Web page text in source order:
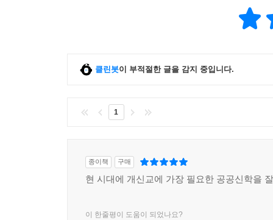
스미스의 책은 그의 동료 그리스도인들에게 꼭
연대를 추구하도록 창조되었지만 연대를 성취하
탁월한 책을 써냈다. 게다가 이 과정에서 올리버
있는 사람들에게 폭넓게 읽혀야 할 책이다.
『왕을 기다리며』에서 스미스는 개혁주의 공
정치신학의 초점을 다시 교회라는 폴리스와 교
- 피터 라잇하르트 (테오폴리스 인스티튜트 총장)
클린봇이 부적절한 글을 감지 중입니다.
1
종이책 구매
현 시대에 개신교에 가장 필요한 공공신학을
이 한줄평이 도움이 되었나요?